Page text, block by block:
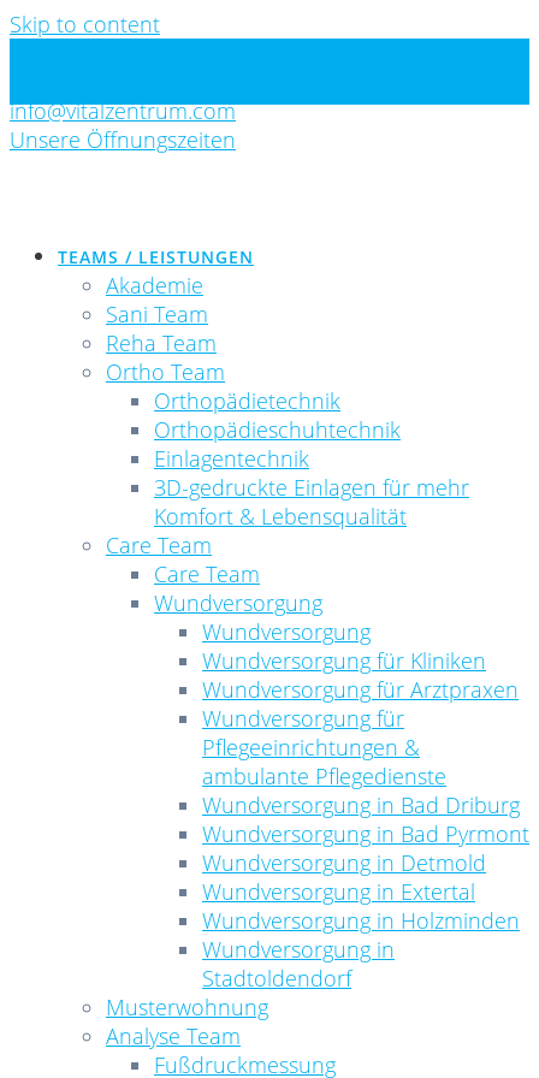
Skip to content
info@vitalzentrum.com
Unsere Öffnungszeiten
TEAMS / LEISTUNGEN
Akademie
Sani Team
Reha Team
Ortho Team
Orthopädietechnik
Orthopädieschuhtechnik
Einlagentechnik
3D-gedruckte Einlagen für mehr
Komfort & Lebensqualität
Care Team
Care Team
Wundversorgung
Wundversorgung
Wundversorgung für Kliniken
Wundversorgung für Arztpraxen
Wundversorgung für
Pflegeeinrichtungen &
ambulante Pflegedienste
Wundversorgung in Bad Driburg
Wundversorgung in Bad Pyrmont
Wundversorgung in Detmold
Wundversorgung in Extertal
Wundversorgung in Holzminden
Wundversorgung in
Stadtoldendorf
Musterwohnung
Analyse Team
Fußdruckmessung